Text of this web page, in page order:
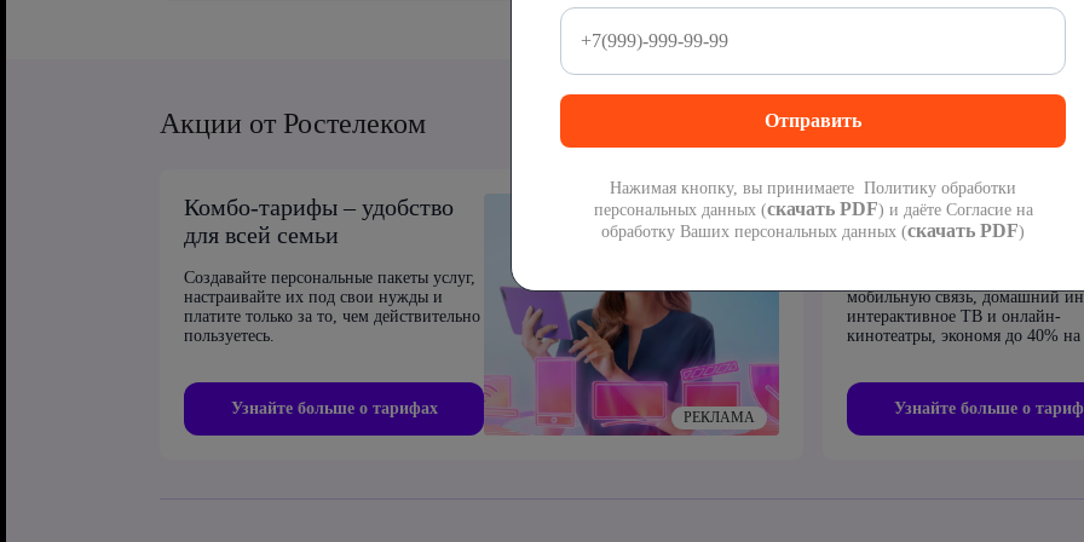
Акции от Ростелеком
Комбо-тарифы – удобство
для всей семьи
Создавайте персональные пакеты услуг,
настраивайте их под свои нужды и
платите только за то, чем действительно
пользуетесь.
Узнайте больше о тарифах РЕКЛАМА
Четыре в одном –
выгоды!
мобильную связь, домашний
интерактивное ТВ и онлайн-
кинотеатры, экономя до 40% на
Узнайте больше о
Нажимая кнопку, вы принимаете Политику обработки
персональных данных (скачать PDF) и даёте Согласие на
обработку Ваших персональных данных (скачать PDF)